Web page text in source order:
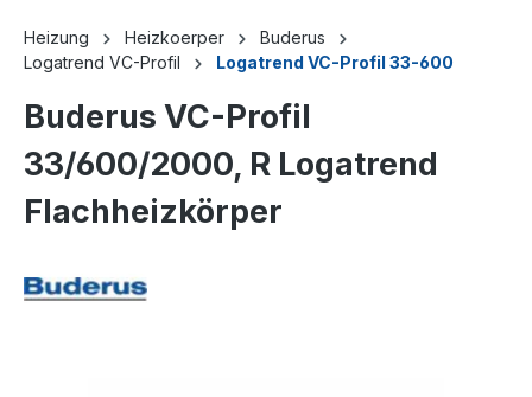
Heizung Heizkoerper
Buderus
Logatrend VC-Profil
Logatrend VC-Profil 33-600
Buderus VC-Profil
33/600/2000, R Logatrend
Flachheizkörper